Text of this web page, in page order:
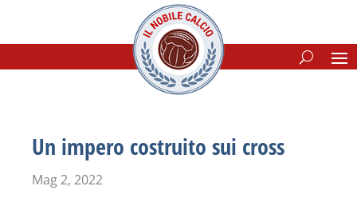
Un impero costruito sui cross
Mag 2, 2022